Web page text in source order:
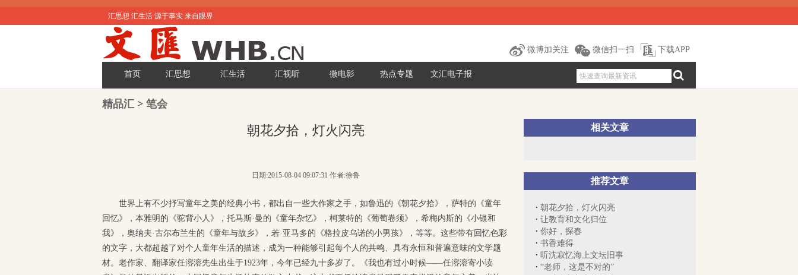
汇思想 汇生活 源于事实 来自眼界
微博加关注 微信扫一扫 下载APP
首页 汇思想 汇生活 汇视听 微电影 热点专题 文汇电子报
精品汇 > 笔会
相关文章
推荐文章
朝花夕拾，灯火闪亮
让教育和文化归位
你好，探春
书香难得
听沈寂忆海上文坛旧事
“老师，这是不对的”
朝花夕拾，灯火闪亮
日期:2015-08-04 09:07:31 作者:徐鲁
世界上有不少抒写童年之美的经典小书，都出自一些大作家之手，如鲁迅的《朝花夕拾》，萨特的《童年
回忆》，本雅明的《驼背小人》，托马斯·曼的《童年杂忆》，柯莱特的《葡萄卷须》，希梅内斯的《小银和
我》，奥纳夫·古尔布兰生的《童年与故乡》，若·亚马多的《格拉皮乌诺的小男孩》，等等。这些带有回忆色彩
的文字，大都超越了对个人童年生活的描述，成为一种能够引起每个人的共鸣、具有永恒和普遍意味的文学题
材。老作家、翻译家任溶溶先生出生于1923年，今年已经九十多岁了。《我也有过小时候——任溶溶寄小读